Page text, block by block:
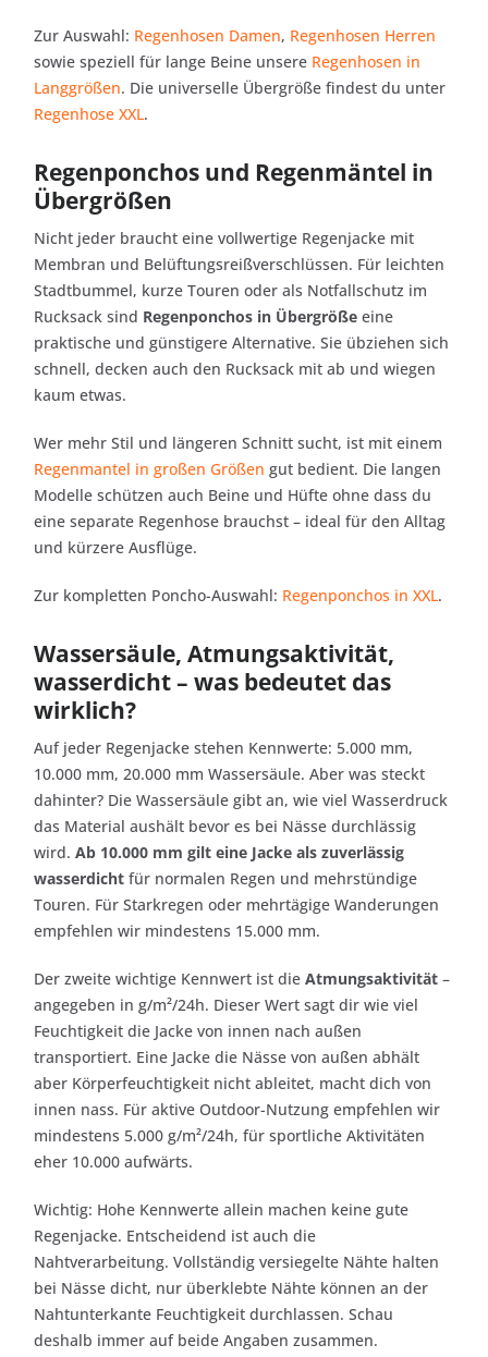
Zur Auswahl: Regenhosen Damen, Regenhosen Herren
sowie speziell für lange Beine unsere Regenhosen in
Langgrößen. Die universelle Übergröße findest du unter
Regenhose XXL.
Regenponchos und Regenmäntel in
Übergrößen
Nicht jeder braucht eine vollwertige Regenjacke mit
Membran und Belüftungsreißverschlüssen. Für leichten
Stadtbummel, kurze Touren oder als Notfallschutz im
Rucksack sind Regenponchos in Übergröße eine
praktische und günstigere Alternative. Sie übziehen sich
schnell, decken auch den Rucksack mit ab und wiegen
kaum etwas.
Wer mehr Stil und längeren Schnitt sucht, ist mit einem
Regenmantel in großen Größen gut bedient. Die langen
Modelle schützen auch Beine und Hüfte ohne dass du
eine separate Regenhose brauchst – ideal für den Alltag
und kürzere Ausflüge.
Zur kompletten Poncho-Auswahl: Regenponchos in XXL.
Wassersäule, Atmungsaktivität,
wasserdicht – was bedeutet das
wirklich?
Auf jeder Regenjacke stehen Kennwerte: 5.000 mm,
10.000 mm, 20.000 mm Wassersäule. Aber was steckt
dahinter? Die Wassersäule gibt an, wie viel Wasserdruck
das Material aushält bevor es bei Nässe durchlässig
wird. Ab 10.000 mm gilt eine Jacke als zuverlässig
wasserdicht für normalen Regen und mehrstündige
Touren. Für Starkregen oder mehrtägige Wanderungen
empfehlen wir mindestens 15.000 mm.
Der zweite wichtige Kennwert ist die Atmungsaktivität –
angegeben in g/m²/24h. Dieser Wert sagt dir wie viel
Feuchtigkeit die Jacke von innen nach außen
transportiert. Eine Jacke die Nässe von außen abhält
aber Körperfeuchtigkeit nicht ableitet, macht dich von
innen nass. Für aktive Outdoor-Nutzung empfehlen wir
mindestens 5.000 g/m²/24h, für sportliche Aktivitäten
eher 10.000 aufwärts.
Wichtig: Hohe Kennwerte allein machen keine gute
Regenjacke. Entscheidend ist auch die
Nahtverarbeitung. Vollständig versiegelte Nähte halten
bei Nässe dicht, nur überklebte Nähte können an der
Nahtunterkante Feuchtigkeit durchlassen. Schau
deshalb immer auf beide Angaben zusammen.